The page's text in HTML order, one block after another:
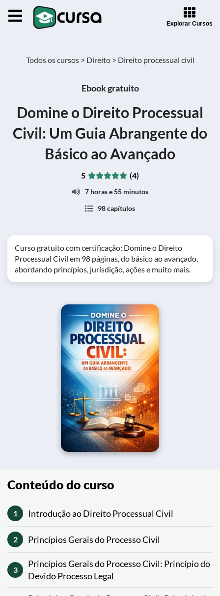
Explorar Cursos
Todos os cursos > Direito > Direito processual civil
Ebook gratuito
Domine o Direito Processual
Civil: Um Guia Abrangente do
Básico ao Avançado
5 (4)
7 horas e 55 minutos
98 capítulos
Curso gratuito com certificação: Domine o Direito
Processual Civil em 98 páginas, do básico ao avançado,
abordando princípios, jurisdição, ações e muito mais.
Conteúdo do curso
1 Introdução ao Direito Processual Civil
2 Princípios Gerais do Processo Civil
3
Princípios Gerais do Processo Civil: Princípio do
Devido Processo Legal